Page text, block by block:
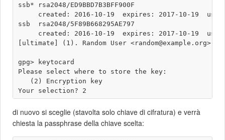
ssb* rsa2048/ED9BBD7B3BFF900F
created: 2016-10-19  expires: 2017-10-19
ssb  rsa2048/5F89B668295AE797
created: 2016-10-19  expires: 2017-10-19
[ultimate] (1). Random User <random@example.org>
gpg> keytocard
Please select where to store the key:
   (2) Encryption key
di nuovo si sceglie (stavolta solo chiave di cifratura) e verrà
chiesta la passphrase della chiave scelta: